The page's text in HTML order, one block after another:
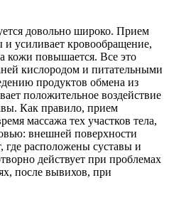
довольно широко. Прием
и усиливает кровообращение,
кожи повышается. Все это
кислородом и питательными
продуктов обмена из
положительное воздействие
Как правило, прием
массажа тех участков тела,
внешней поверхности
где расположены суставы и
действует при проблемах
после вывихов, при